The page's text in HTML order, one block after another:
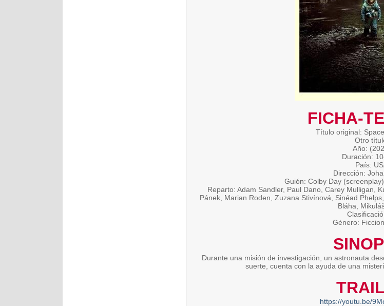
FICHA-
Título original:
Otro
Año:
Duración:
País:
Dirección:
Guión: Colby Day
Reparto: Adam Sandler, Paul Dano, Carey Mulligan,
Pánek, Marian Roden, Zuzana Stivínová, Sinéad
Bláha,
Género:
Durante una misión de investigación, un astronauta
suerte, cuenta con la ayuda de una
https://youtu.be/